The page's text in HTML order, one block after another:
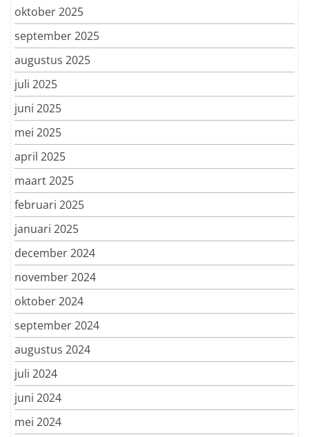
oktober 2025
september 2025
augustus 2025
juli 2025
juni 2025
mei 2025
april 2025
maart 2025
februari 2025
januari 2025
december 2024
november 2024
oktober 2024
september 2024
augustus 2024
juli 2024
juni 2024
mei 2024